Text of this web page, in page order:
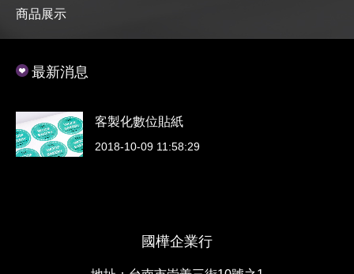
商品展示
最新消息
客製化數位貼紙
2018-10-09 11:58:29
國樺企業行